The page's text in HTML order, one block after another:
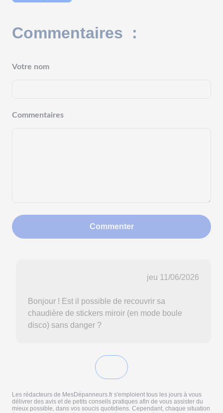
Commentaires :
Votre nom
Commentaires
Commenter
jeu 11/06/2026
Bonjour ! Est il possible de recouvrir sa
chaudière de stickers miroir (en mode boule
disco) sans danger ?
Les rédacteurs de MesDépanneurs.fr s'emploient tous les jours à vous
délivrer des avis et de petits conseils pratiques afin de vous assister du
mieux possible, dans vos soucis quotidiens. Cependant, chaque situation